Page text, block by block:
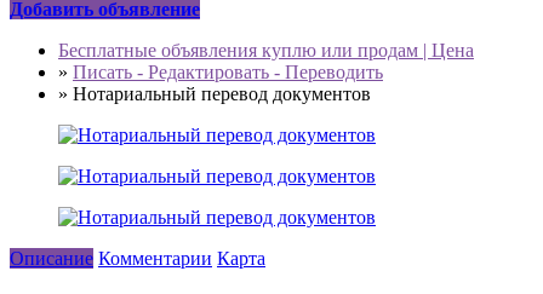
Добавить объявление
Бесплатные объявления куплю или продам | Цена
» Писать - Редактировать - Переводить
» Нотариальный перевод документов
Описание Комментарии Карта